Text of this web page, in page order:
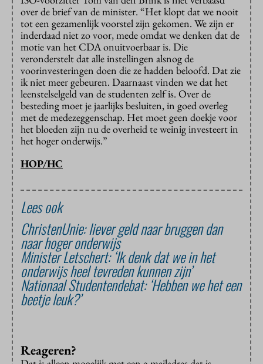
over de brief van de minister. “Het klopt dat we nooit
tot een gezamenlijk voorstel zijn gekomen. We zijn er
inderdaad niet zo voor, mede omdat we denken dat de
motie van het CDA onuitvoerbaar is. Die
veronderstelt dat alle instellingen alsnog de
voorinvesteringen doen die ze hadden beloofd. Dat zie
ik niet meer gebeuren. Daarnaast vinden we dat het
leenstelselgeld van de studenten zelf is. Over de
besteding moet je jaarlijks besluiten, in goed overleg
met de medezeggenschap. Het moet geen doekje voor
het bloeden zijn nu de overheid te weinig investeert in
het hoger onderwijs.”
HOP/HC
Lees ook
ChristenUnie: liever geld naar bruggen dan
naar hoger onderwijs
Minister Letschert: ‘Ik denk dat we in het
onderwijs heel tevreden kunnen zijn’
Nationaal Studentendebat: ‘Hebben we het een
beetje leuk?’
Reageren?